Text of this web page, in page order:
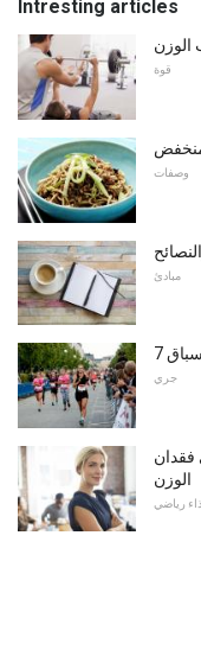
Intresting articles
قوة
وصفات
مبادئ
جري
فقدان
الوزن
رياضي